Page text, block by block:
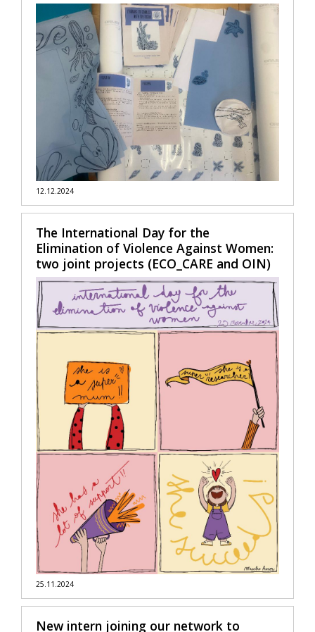
12.12.2024
The International Day for the
Elimination of Violence Against Women:
two joint projects (ECO_CARE and OIN)
25.11.2024
New intern joining our network to